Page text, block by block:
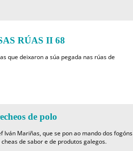
RÚAS II 68
que deixaron a súa pegada nas rúas de
de polo
Iván Mariñas, que se pon ao mando dos fogóns
de sabor e de produtos galegos.